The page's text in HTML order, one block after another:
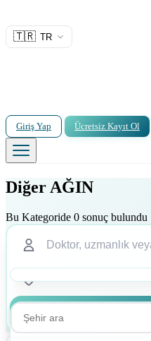
🇹🇷 TR
Giriş Yap Ücretsiz Kayıt Ol
Diğer AĞIN
Bu Kategoride 0 sonuç bulundu